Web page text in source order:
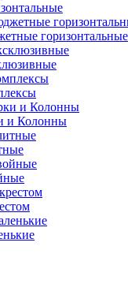
горизонтальные
и Колонны